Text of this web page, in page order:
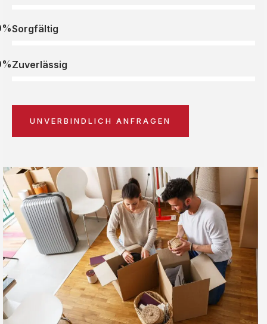
Sorgfältig
Zuverlässig
UNVERBINDLICH ANFRAGEN